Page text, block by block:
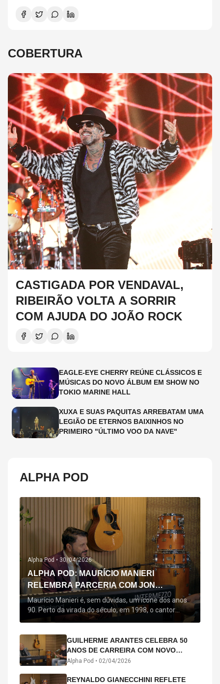
COBERTURA
CASTIGADA POR VENDAVAL,
RIBEIRÃO VOLTA A SORRIR
COM AJUDA DO JOÃO ROCK
EAGLE-EYE CHERRY REÚNE CLÁSSICOS E
MÚSICAS DO NOVO ÁLBUM EM SHOW NO
TOKIO MARINE HALL
XUXA E SUAS PAQUITAS ARREBATAM UMA
LEGIÃO DE ETERNOS BAIXINHOS NO
PRIMEIRO "ÚLTIMO VOO DA NAVE"
ALPHA POD
Alpha Pod • 30/04/2026
ALPHA POD: MAURÍCIO MANIERI
RELEMBRA PARCERIA COM JON
SECADA, ORIGEM DE "BEM QUERER" E
MAIS
Maurício Manieri é, sem dúvidas, um ícone dos anos
90. Perto da virada do século, em 1998, o cantor
estreou oficialmente com o seu primeiro disco, "A
acompanham até hoje, quase trinta anos mais tarde:
"Bem Querer" e "Minha Menina". Em 2026, o astro
segue com o […]
GUILHERME ARANTES CELEBRA 50
ANOS DE CARREIRA COM NOVO
ÁLBUM INTERDIMENSIONAL E TURNÊ
Alpha Pod • 02/04/2026
REYNALDO GIANECCHINI REFLETE